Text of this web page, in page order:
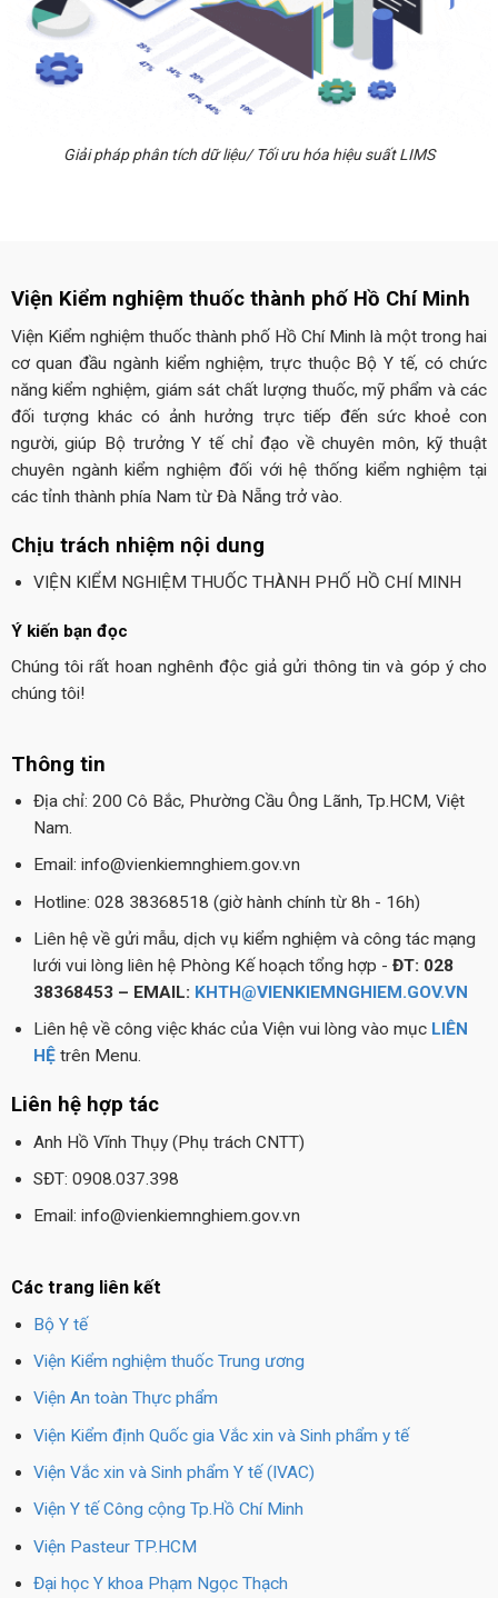
Giải pháp phân tích dữ liệu/ Tối ưu hóa hiệu suất LIMS
Viện Kiểm nghiệm thuốc thành phố Hồ Chí Minh
Viện Kiểm nghiệm thuốc thành phố Hồ Chí Minh là một trong hai
cơ quan đầu ngành kiểm nghiệm, trực thuộc Bộ Y tế, có chức
năng kiểm nghiệm, giám sát chất lượng thuốc, mỹ phẩm và các
đối tượng khác có ảnh hưởng trực tiếp đến sức khoẻ con
người, giúp Bộ trưởng Y tế chỉ đạo về chuyên môn, kỹ thuật
chuyên ngành kiểm nghiệm đối với hệ thống kiểm nghiệm tại
các tỉnh thành phía Nam từ Đà Nẵng trở vào.
Chịu trách nhiệm nội dung
VIỆN KIỂM NGHIỆM THUỐC THÀNH PHỐ HỒ CHÍ MINH
Ý kiến bạn đọc
Chúng tôi rất hoan nghênh độc giả gửi thông tin và góp ý cho
chúng tôi!
Thông tin
Địa chỉ: 200 Cô Bắc, Phường Cầu Ông Lãnh, Tp.HCM, Việt
Nam.
Email: info@vienkiemnghiem.gov.vn
Hotline: 028 38368518 (giờ hành chính từ 8h - 16h)
Liên hệ về gửi mẫu, dịch vụ kiểm nghiệm và công tác mạng
lưới vui lòng liên hệ Phòng Kế hoạch tổng hợp - ĐT: 028
38368453 – EMAIL: KHTH@VIENKIEMNGHIEM.GOV.VN
Liên hệ về công việc khác của Viện vui lòng vào mục LIÊN
HỆtrên Menu.
Liên hệ hợp tác
Anh Hồ Vĩnh Thụy (Phụ trách CNTT)
SĐT: 0908.037.398
Email: info@vienkiemnghiem.gov.vn
Các trang liên kết
Bộ Y tế
Viện Kiểm nghiệm thuốc Trung ương
Viện An toàn Thực phẩm
Viện Kiểm định Quốc gia Vắc xin và Sinh phẩm y tế
Viện Vắc xin và Sinh phẩm Y tế (IVAC)
Viện Y tế Công cộng Tp.Hồ Chí Minh
Viện Pasteur TP.HCM
Đại học Y khoa Phạm Ngọc Thạch